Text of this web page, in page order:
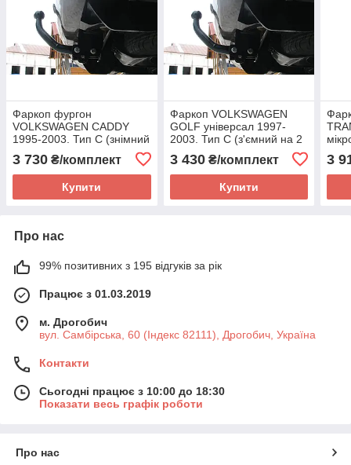
Фаркоп фургон
VOLKSWAGEN CADDY
1995-2003. Тип С (знімний
3 730 ₴/комплект
Купити
Фаркоп VOLKSWAGEN
GOLF універсал 1997-
2003. Тип С (з'ємний на 2
3 430₴/комплект
Купити
3
Про нас
99% позитивних з 195 відгуків за рік
Працює з 01.03.2019
м. Дрогобич
вул. Самбірська, 60 (Індекс 82111), Дрогобич, Україна
Контакти
Сьогодні працює з 10:00 до 18:30
Показати весь графік роботи
Про нас